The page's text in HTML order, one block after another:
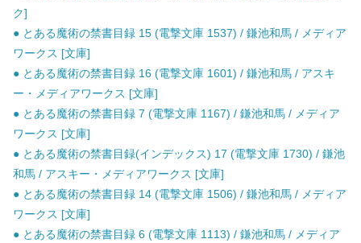
ク]
● とある魔術の禁書目録 15 (電撃文庫 1537) / 鎌池和馬 / メディア
ワークス [文庫]
● とある魔術の禁書目録 16 (電撃文庫 1601) / 鎌池和馬 / アスキ
ー・メディアワークス [文庫]
● とある魔術の禁書目録 7 (電撃文庫 1167) / 鎌池和馬 / メディア
ワークス [文庫]
● とある魔術の禁書目録(インデックス) 17 (電撃文庫 1730) / 鎌池
和馬 / アスキー・メディアワークス [文庫]
● とある魔術の禁書目録 14 (電撃文庫 1506) / 鎌池和馬 / メディア
ワークス [文庫]
● とある魔術の禁書目録 6 (電撃文庫 1113) / 鎌池和馬 / メディア